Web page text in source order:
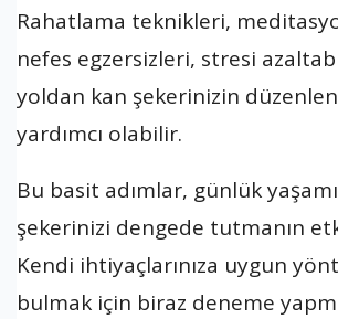
Rahatlama teknikleri,
nefes egzersizleri, stresi
yoldan kan şekerinizin
yardımcı olabilir.
Bu basit adımlar, günlük
şekerinizi dengede tutmanın
Kendi ihtiyaçlarınıza uygun
bulmak için biraz deneme